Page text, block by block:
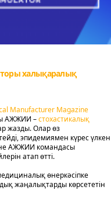
халықаралық
Manufacturer Magazine
АЖЖИИ –стохастикалық
жазды. Олар өз
эпидемиямен күрес үлкен
АЖЖИИ командасы
атап өтті.
өнеркәсіпке
жаңалықтарды көрсететін